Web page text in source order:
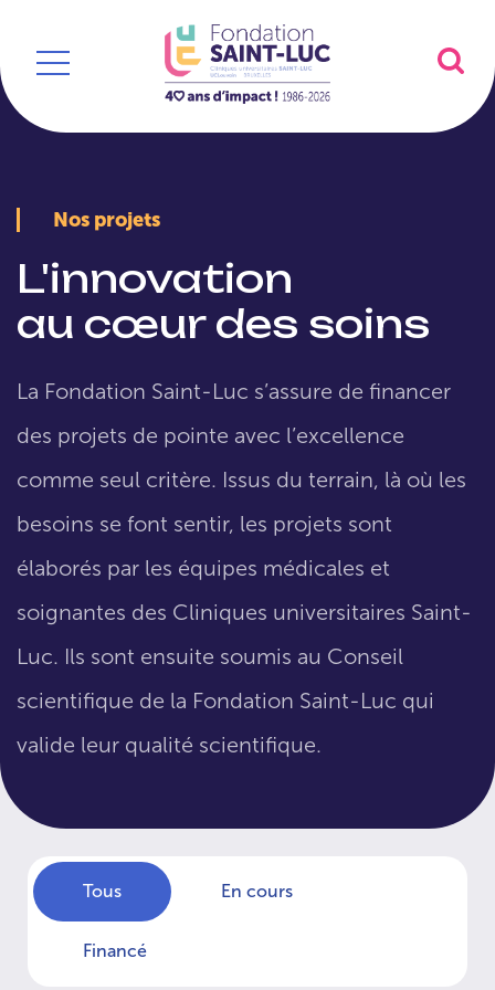
Nos projets
L'innovation
au cœur des soins
La Fondation Saint-Luc s’assure de financer
des projets de pointe avec l’excellence
comme seul critère. Issus du terrain, là où les
besoins se font sentir, les projets sont
élaborés par les équipes médicales et
soignantes des Cliniques universitaires Saint-
Luc. Ils sont ensuite soumis au Conseil
scientifique de la Fondation Saint-Luc qui
valide leur qualité scientifique.
Tous En cours
Financé